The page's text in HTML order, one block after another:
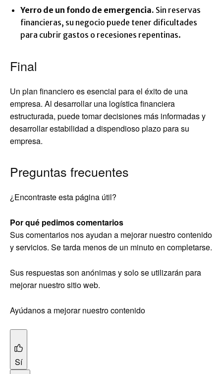
Yerro de un fondo de emergencia. Sin reservas
financieras, su negocio puede tener dificultades
para cubrir gastos o recesiones repentinas.
Final
Un plan financiero es esencial para el éxito de una
empresa. Al desarrollar una logística financiera
estructurada, puede tomar decisiones más informadas y
desarrollar estabilidad a dispendioso plazo para su
empresa.
Preguntas frecuentes
¿Encontraste esta página útil?
Por qué pedimos comentarios
Sus comentarios nos ayudan a mejorar nuestro contenido
y servicios. Se tarda menos de un minuto en completarse.
Sus respuestas son anónimas y solo se utilizarán para
mejorar nuestro sitio web.
Ayúdanos a mejorar nuestro contenido
Sí